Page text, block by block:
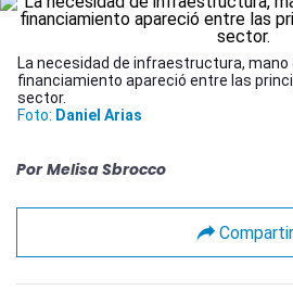
La necesidad de infraestructura,
financiamiento apareció entre las
sector.
Foto: Daniel Arias
Por Melisa Sbrocco
Compartir